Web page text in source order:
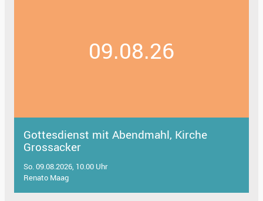
09.08.26
Gottesdienst mit Abendmahl, Kirche
Grossacker
So. 09.08.2026, 10.00 Uhr
Renato Maag